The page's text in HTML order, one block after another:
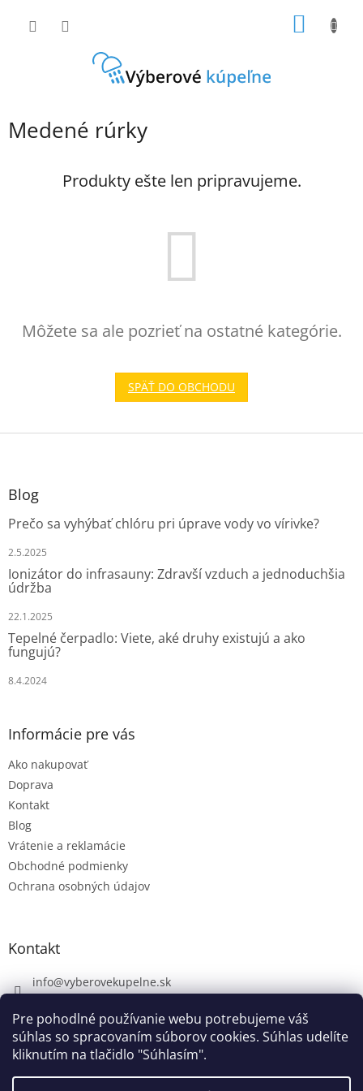
Pre pohodlné používanie webu potrebujeme váš
súhlas so spracovaním súborov cookies. Súhlas udelíte
kliknutím na tlačidlo "Súhlasím".
Medené rúrky
Produkty ešte len pripravujeme.
Môžete sa ale pozrieť na ostatné kategórie.
SPÄŤ DO OBCHODU
Z
Blog
Prečo sa vyhýbať chlóru pri úprave vody vo vírivke?
2.5.2025
Ionizátor do infrasauny: Zdravší vzduch a jednoduchšia
údržba
22.1.2025
Tepelné čerpadlo: Viete, aké druhy existujú a ako
fungujú?
8.4.2024
Informácie pre vás
Ako nakupovať
Doprava
Kontakt
Blog
Vrátenie a reklamácie
Obchodné podmienky
Ochrana osobných údajov
Kontakt
info@vyberovekupelne.sk
https://www.facebook.com/vyberovekoupelny/